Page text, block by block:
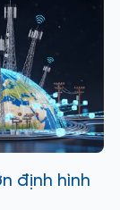
định hình